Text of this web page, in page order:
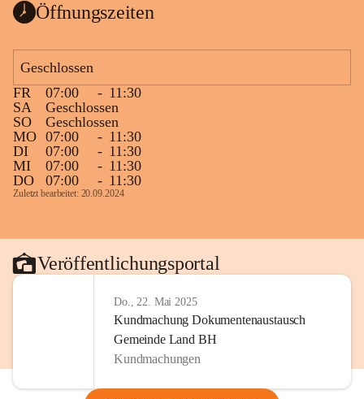
Öffnungszeiten
Geschlossen
FR
07:00 - 11:30
SA
Geschlossen
SO
Geschlossen
MO 07:00 - 11:30
DI
07:00 - 11:30
MI
07:00 - 11:30
DO
07:00 - 11:30
Zuletzt bearbeitet: 20.09.2024
Veröffentlichungsportal
Do., 22. Mai 2025
Kundmachung Dokumentenaustausch
Gemeinde Land BH
Kundmachungen